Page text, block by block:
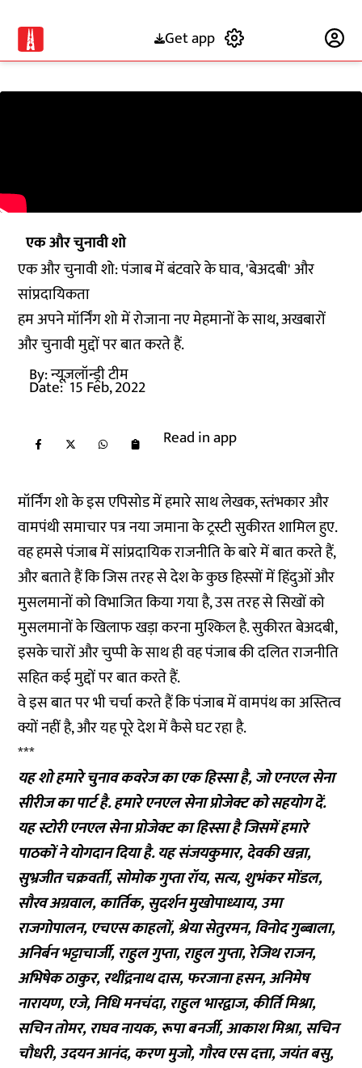
Get app
एक और चुनावी शो
एक और चुनावी शो: पंजाब में बंटवारे के घाव, 'बेअदबी' और
सांप्रदायिकता
हम अपने मॉर्निंग शो में रोजाना नए मेहमानों के साथ, अखबारों
और चुनावी मुद्दों पर बात करते हैं.
By:न्यूज़लॉन्ड्री टीम
Date: 15 Feb, 2022
Read in app
मॉर्निंग शो के इस एपिसोड में हमारे साथ लेखक, स्तंभकार और
वामपंथी समाचार पत्र नया जमाना के ट्रस्टी सुकीरत शामिल हुए.
वह हमसे पंजाब में सांप्रदायिक राजनीति के बारे में बात करते हैं,
और बताते हैं कि जिस तरह से देश के कुछ हिस्सों में हिंदुओं और
मुसलमानों को विभाजित किया गया है, उस तरह से सिखों को
मुसलमानों के खिलाफ खड़ा करना मुश्किल है. सुकीरत बेअदबी,
इसके चारों और चुप्पी के साथ ही वह पंजाब की दलित राजनीति
सहित कई मुद्दों पर बात करते हैं.
वे इस बात पर भी चर्चा करते हैं कि पंजाब में वामपंथ का अस्तित्व
क्यों नहीं है, और यह पूरे देश में कैसे घट रहा है.
***
यह शो हमारे चुनाव कवरेज का एक हिस्सा है, जो एनएल सेना
सीरीज का पार्ट है. हमारे एनएल सेना प्रोजेक्ट कोसहयोगदें.
यह स्टोरी एनएल सेना प्रोजेक्ट का हिस्सा है जिसमें हमारे
पाठकों ने योगदान दिया है. यह संजयकुमार, देवकी खन्ना,
सुभ्रजीत चक्रवर्ती, सोमोक गुप्ता रॉय, सत्य, शुभंकर मोंडल,
सौरव अग्रवाल, कार्तिक, सुदर्शन मुखोपाध्याय, उमा
राजगोपालन, एचएस काहलों, श्रेया सेतुरमन, विनोद गुब्बाला,
अनिर्बन भट्टाचार्जी, राहुल गुप्ता, राहुल गुप्ता, रेजिथ राजन,
अभिषेक ठाकुर, रथींद्रनाथ दास, फरजाना हसन, अनिमेष
नारायण, एजे, निधि मनचंदा, राहुल भारद्वाज, कीर्ति मिश्रा,
सचिन तोमर, राघव नायक, रूपा बनर्जी, आकाश मिश्रा, सचिन
चौधरी, उदयन आनंद, करण मुजो, गौरव एस दत्ता, जयंत बसु,